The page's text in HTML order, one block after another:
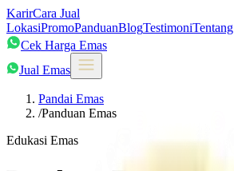
KarirCara Jual
LokasiPromoPanduanBlogTestimoniTentang
Cek Harga Emas
Jual Emas
Pandai Emas
/Panduan Emas
Edukasi Emas